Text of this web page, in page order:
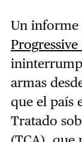
Un
armas
que el país
Tratado